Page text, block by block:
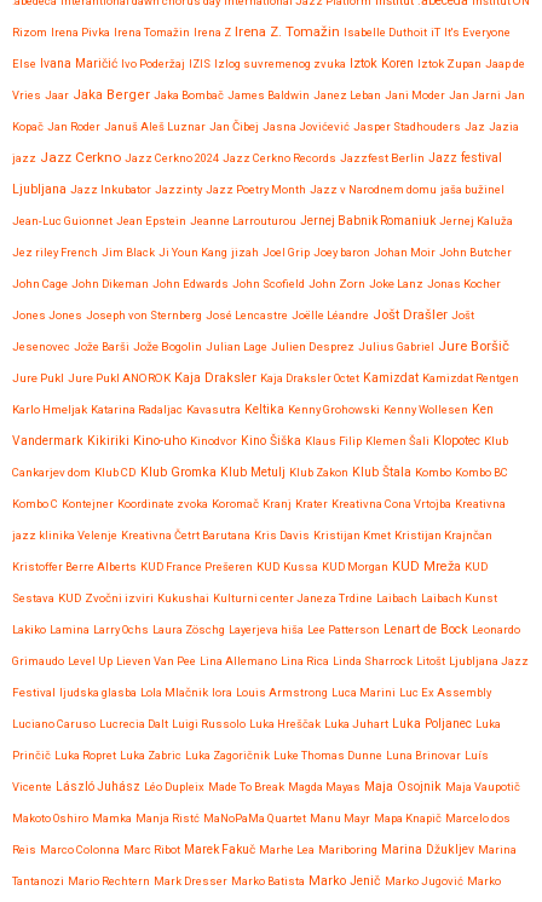
Rizom Irena Pivka Irena Tomažin Irena Z Irena Z. Tomažin Isabelle Duthoit iT It's Everyone
Else Ivana Maričić Ivo Poderžaj IZIS Izlog suvremenog zvuka Iztok Koren Iztok Zupan Jaap de
Vries Jaar Jaka Berger Jaka Bombač James Baldwin Janez Leban Jani Moder Jan Jarni Jan
Kopač Jan Roder Januš Aleš Luznar Jan Čibej Jasna Jovićević Jasper Stadhouders Jaz Jazia
jazz Jazz Cerkno Jazz Cerkno 2024 Jazz Cerkno Records Jazzfest Berlin Jazz festival
Ljubljana Jazz Inkubator Jazzinty Jazz Poetry Month Jazz v Narodnem domu jaša bužinel
Jean-Luc Guionnet Jean Epstein Jeanne Larrouturou Jernej Babnik Romaniuk Jernej Kaluža
Jez riley French Jim Black Ji Youn Kang jizah Joel Grip Joey baron Johan Moir John Butcher
John Cage John Dikeman John Edwards John Scofield John Zorn Joke Lanz Jonas Kocher
Jones Jones Joseph von Sternberg José Lencastre Joëlle Léandre Jošt Drašler Jošt
Jesenovec Jože Barši Jože Bogolin Julian Lage Julien Desprez Julius Gabriel Jure Boršič
Jure Pukl Jure Pukl ANOROK Kaja Draksler Kaja Draksler Octet Kamizdat Kamizdat Rentgen
Karlo Hmeljak Katarina Radaljac Kavasutra Keltika Kenny Grohowski Kenny Wollesen Ken
Vandermark Kikiriki Kino-uho Kinodvor Kino Šiška Klaus Filip Klemen Šali Klopotec Klub
Cankarjev dom Klub CD Klub Gromka Klub Metulj Klub Zakon Klub Štala Kombo Kombo BC
Kombo C Kontejner Koordinate zvoka Koromač Kranj Krater Kreativna Cona Vrtojba Kreativna
jazz klinika Velenje Kreativna Četrt Barutana Kris Davis Kristijan Kmet Kristijan Krajnčan
Kristoffer Berre Alberts KUD France Prešeren KUD Kussa KUD Morgan KUD Mreža KUD
Sestava KUD Zvočni izviri Kukushai Kulturni center Janeza Trdine Laibach Laibach Kunst
Lakiko Lamina Larry Ochs Laura Zöschg Layerjeva hiša Lee Patterson Lenart de Bock Leonardo
Grimaudo Level Up Lieven Van Pee Lina Allemano Lina Rica Linda Sharrock Litošt Ljubljana Jazz
Festival ljudska glasba Lola Mlačnik lora Louis Armstrong Luca Marini Luc Ex Assembly
Luciano Caruso Lucrecia Dalt Luigi Russolo Luka Hreščak Luka Juhart Luka Poljanec Luka
Prinčič Luka Ropret Luka Zabric Luka Zagoričnik Luke Thomas Dunne Luna Brinovar Luís
Vicente László Juhász Léo Dupleix Made To Break Magda Mayas Maja Osojnik Maja Vaupotič
Makoto Oshiro Mamka Manja Ristć MaNoPaMa Quartet Manu Mayr Mapa Knapič Marcelo dos
Reis Marco Colonna Marc Ribot Marek Fakuč Marhe Lea Mariboring Marina Džukljev Marina
Tantanozi Mario Rechtern Mark Dresser Marko Batista Marko Jenič Marko Jugović Marko